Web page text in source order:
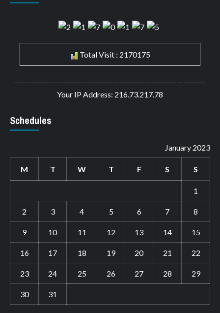
Total Visit : 2170175
Your IP Address: 216.73.217.78
Schedules
January 2023
M T W T F S S
1
2 3 4 5 6 7 8
9 10 11 12 13 14 15
16 17 18 19 20 21 22
23 24 25 26 27 28 29
30 31